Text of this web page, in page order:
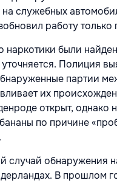
служебных
работу только
наркотики были
Полиция
партии
их
открыт, однако
по причине
случай обнаружения
В прошлом